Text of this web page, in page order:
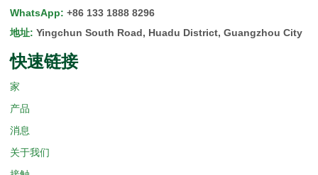
WhatsApp: +86 133 1888 8296
地址: Yingchun South Road, Huadu District, Guangzhou City
快速链接
家
产品
消息
关于我们